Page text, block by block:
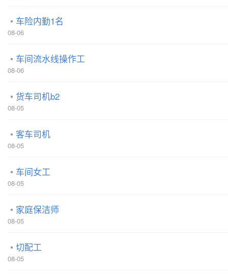
车险内勤1名
08-06
车间流水线操作工
08-06
货车司机b2
08-05
客车司机
08-05
车间女工
08-05
家庭保洁师
08-05
切配工
08-05